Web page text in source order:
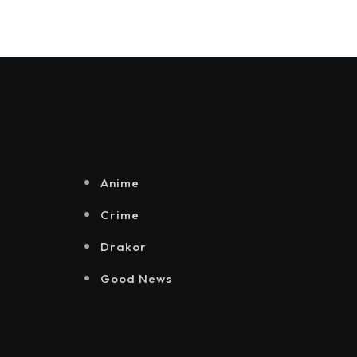
Anime
Crime
Drakor
Good News